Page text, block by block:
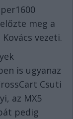
meg a
vezeti.
is ugyanaz
Csuti
az MX5
pedig